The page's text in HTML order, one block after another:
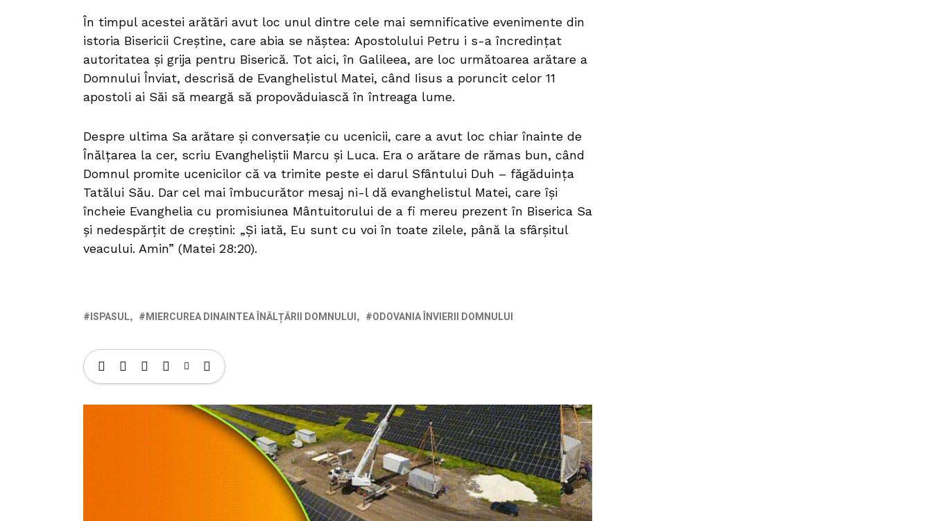
În timpul acestei arătări avut loc unul dintre cele mai semnificative evenimente din
istoria Bisericii Creștine, care abia se năștea: Apostolului Petru i s-a încredințat
autoritatea și grija pentru Biserică. Tot aici, în Galileea, are loc următoarea arătare a
Domnului Înviat, descrisă de Evanghelistul Matei, când Iisus a poruncit celor 11
apostoli ai Săi să meargă să propovăduiască în întreaga lume.
Despre ultima Sa arătare și conversație cu ucenicii, care a avut loc chiar înainte de
Înălțarea la cer, scriu Evangheliștii Marcu și Luca. Era o arătare de rămas bun, când
Domnul promite ucenicilor că va trimite peste ei darul Sfântului Duh – făgăduința
Tatălui Său. Dar cel mai îmbucurător mesaj ni-l dă evanghelistul Matei, care își
încheie Evanghelia cu promisiunea Mântuitorului de a fi mereu prezent în Biserica Sa
și nedespărțit de creștini: „Și iată, Eu sunt cu voi în toate zilele, până la sfârșitul
veacului. Amin” (Matei 28:20).
ISPASUL MIERCUREA DINAINTEA ÎNĂLȚĂRII DOMNULUI ODOVANIA ÎNVIERII DOMNULUI